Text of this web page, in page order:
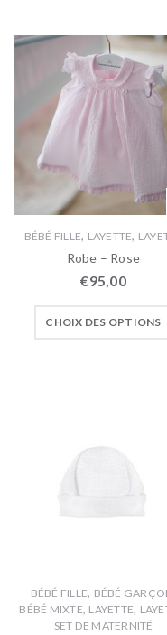
BÉBÉ FILLE, LAYETTE,
Robe – Rose
€95,00
CHOIX DES OPTIONS
BÉBÉ FILLE, BÉBÉ
BÉBÉ MIXTE, LAYETTE,
SET DE MATERNITÉ